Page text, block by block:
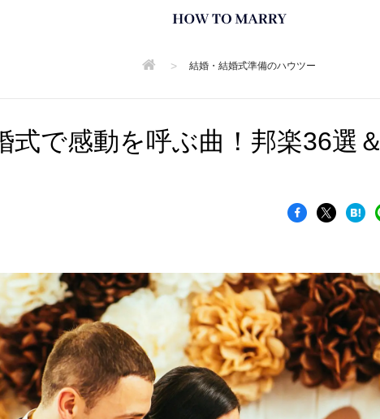
> 結婚・結婚式準備のハウツー
式で感動を呼ぶ曲！邦楽36選＆